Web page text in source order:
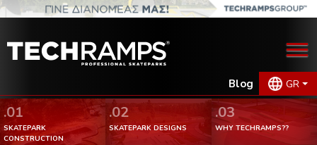
Blog GR
.01
SKATEPARK
CONSTRUCTION
.02
SKATEPARK DESIGNS
.03
WHY TECHRAMPS??